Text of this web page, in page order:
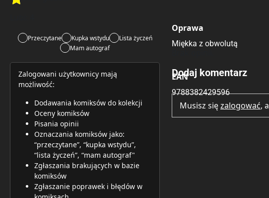
Rate this item:
Przeczytane Kupka wstydu
Lista życzeń
Mam autograf
Zalogowani użytkownicy mają
możliwość:
Dodawania komiksów do kolekcji
Oceny komiksów
Pisania opinii
Oznaczania komiksów jako:
“przeczytane”, “kupka wstydu”,
“lista życzeń”, “mam autograf"
Zgłaszania brakujących w bazie
komiksów
Zgłaszanie poprawek i błędów w
Oprawa
Miękka z obwolutą
EAN
9788382429596
Dodaj komentarz
Musisz sięzalogować,